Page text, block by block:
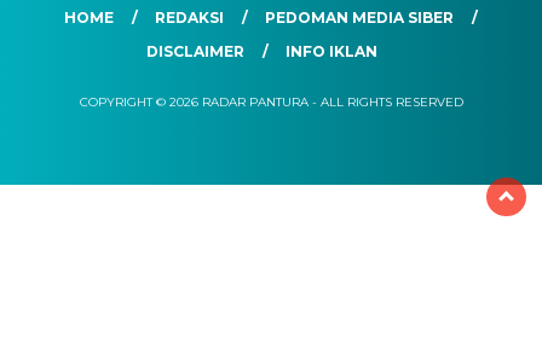
HOME REDAKSI
PEDOMAN MEDIA SIBER
DISCLAIMER
INFO IKLAN
COPYRIGHT © 2026 RADAR PANTURA - ALL RIGHTS RESERVED